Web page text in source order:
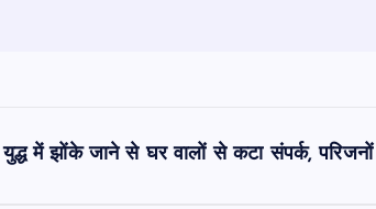
में झोंके जाने से घर वालों से कटा संपर्क, परिजनों